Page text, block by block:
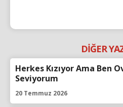
DİĞER
Herkes Kızıyor Ama Ben
Seviyorum
20 Temmuz 2026